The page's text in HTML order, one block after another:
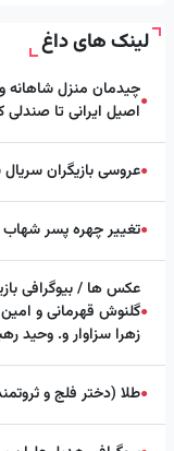
لینک های داغ
●چیدمان منزل شاهانه
اصیل ایرانی تا
●عروسی بازیگران
●تغییر چهره پسر شهاب
●
عکس ها / بیوگرافی
گلنوش قهرمانی و
زهرا سزاوار و. وحید
●طلا (دختر فلج و ثروتمند)